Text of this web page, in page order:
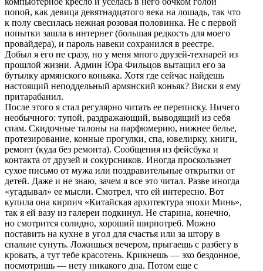
попой, как девица девятнадцатого века на лошадь, так что
к полу свесилась нежная розовая половинка. Не с первой
попытки зашла в интернет (большая редкость для моего
провайдера), и пароль навеки сохранился в реестре.
Добыл я его не сразу, но у меня много друзей-технарей из
прошлой жизни. Админ Юра Фильцов вытащил его за
бутылку армянского коньяка. Хотя где сейчас найдешь
настоящий неподдельный армянский коньяк? Виски я ему
притарабанил.
После этого я стал регулярно читать ее переписку. Ничего
необычного: тупой, раздражающий, выводящий из себя
спам. Скидочные талоны на парфюмерию, нижнее белье,
протезирование, конные прогулки, спа, ювелирку, книги,
ремонт (куда без ремонта). Сообщения из фейсбука и
контакта от друзей и сокурсников. Иногда проскользнет
сухое письмо от мужа или поздравительные открытки от
детей. Даже и не знаю, зачем я все это читал. Разве иногда
«угадывал» ее мысли. Смотрел, что ей интересно. Вот
купила она кирпич «Китайская архитектура эпохи Минь»,
так я ей вазу из галереи подкинул. Не старина, конечно,
но смотрится солидно, хороший ширпотреб. Можно
поставить на кухне в угол для счастья или за штору в
спальне сунуть. Ложишься вечером, прыгаешь с разбегу в
кровать, а тут тебе красотень. Крикнешь — эхо бездонное,
посмотришь — нету никакого дна. Потом еще с